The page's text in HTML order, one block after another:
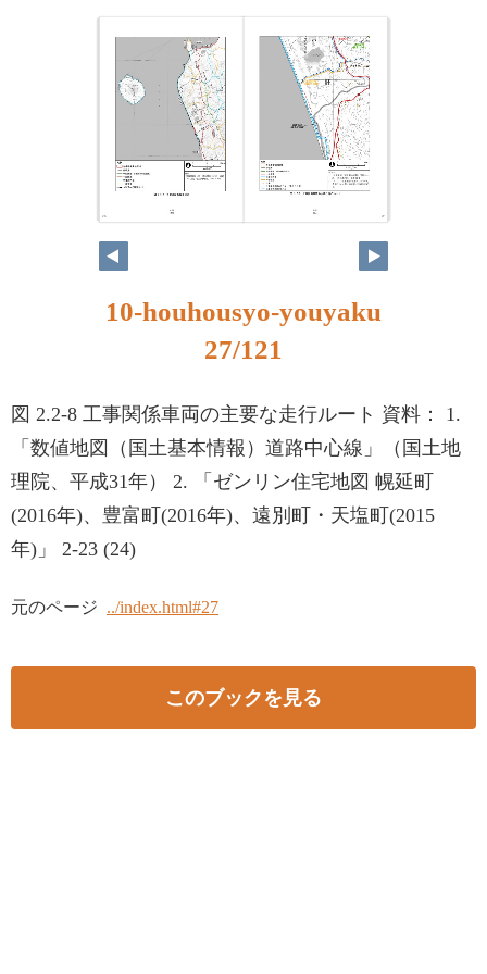
26 27
10-houhousyo-youyaku
27/121
図 2.2-8 工事関係車両の主要な走行ルート 資料： 1.
「数値地図（国土基本情報）道路中心線」（国土地
理院、平成31年） 2. 「ゼンリン住宅地図 幌延町
(2016年)、豊富町(2016年)、遠別町・天塩町(2015
年)」 2-23 (24)
元のページ ../index.html#27
このブックを見る